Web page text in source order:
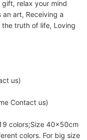
gift, relax your mind
art, Receiving a
truth of life, Loving
us)
Contact us)
colors;Size 40x50cm
colors. For big size